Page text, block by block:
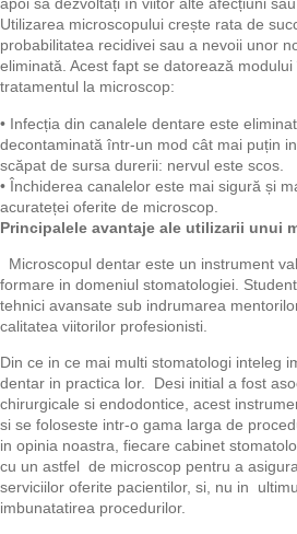
apoi să dezvoltați în viitor alte afecțiuni
Utilizarea microscopului crește rata de
probabilitatea recidivei sau a nevoii unor
eliminată. Acest fapt se datorează
tratamentul la microscop:
• Infecția din canalele dentare este
decontaminată într-un mod cât mai puțin
scăpat de sursa durerii: nervul este scos.
• Închiderea canalelor este mai sigură și
acurateței oferite de microscop.
Principalele avantaje ale utilizarii unui
Microscopul dentar este un instrument
formare in domeniul stomatologiei.
tehnici avansate sub indrumarea
calitatea viitorilor profesionisti.
Din ce in ce mai multi stomatologi inteleg
dentar in practica lor. Desi initial a fost
chirurgicale si endodontice, acest
si se foloseste intr-o gama larga de
in opinia noastra, fiecare cabinet
cu un astfel de microscop pentru a
serviciilor oferite pacientilor, si, nu in
imbunatatirea procedurilor.